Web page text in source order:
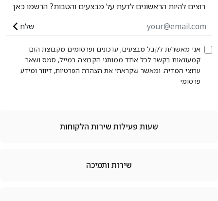
רוצים להיות הראשונים לדעת על מבצעים והטבות? הרשמו כאן
שלח
אני מאשר/ת לקבל מבצעים, עדכונים ופרסומים מקבוצת הום
קמעונאות בקשר לכל אחד ממותגי הקבוצה במייל, סמס ושאר
ערוצי המדיה. ומאשר שקראתי את הצהרת הפרטיות, דיוור ומידע
פרסומי
שעות פעילות שירות הלקוחות
שירות ותמיכה